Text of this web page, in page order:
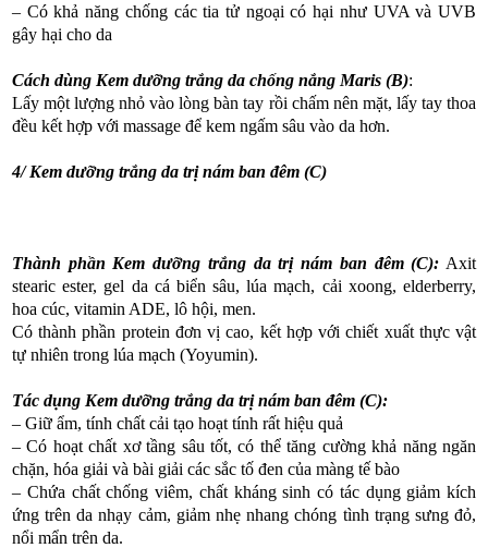
– Có khả năng chống các tia tử ngoại có hại như UVA và UVB
gây hại cho da
Cách dùng Kem dưỡng trắng da chống nắng Maris (B):
Lấy một lượng nhỏ vào lòng bàn tay rồi chấm nên mặt, lấy tay thoa
đều kết hợp với massage để kem ngấm sâu vào da hơn.
4/ Kem dưỡng trắng da trị nám ban đêm (C)
Thành phần Kem dưỡng trắng da trị nám ban đêm (C): Axit
stearic ester, gel da cá biển sâu, lúa mạch, cải xoong, elderberry,
hoa cúc, vitamin ADE, lô hội, men.
Có thành phần protein đơn vị cao, kết hợp với chiết xuất thực vật
tự nhiên trong lúa mạch (Yoyumin).
Tác dụng Kem dưỡng trắng da trị nám ban đêm (C):
– Giữ ẩm, tính chất cải tạo hoạt tính rất hiệu quả
– Có hoạt chất xơ tầng sâu tốt, có thể tăng cường khả năng ngăn
chặn, hóa giải và bài giải các sắc tố đen của màng tế bào
– Chứa chất chống viêm, chất kháng sinh có tác dụng giảm kích
ứng trên da nhạy cảm, giảm nhẹ nhang chóng tình trạng sưng đỏ,
nổi mẩn trên da.